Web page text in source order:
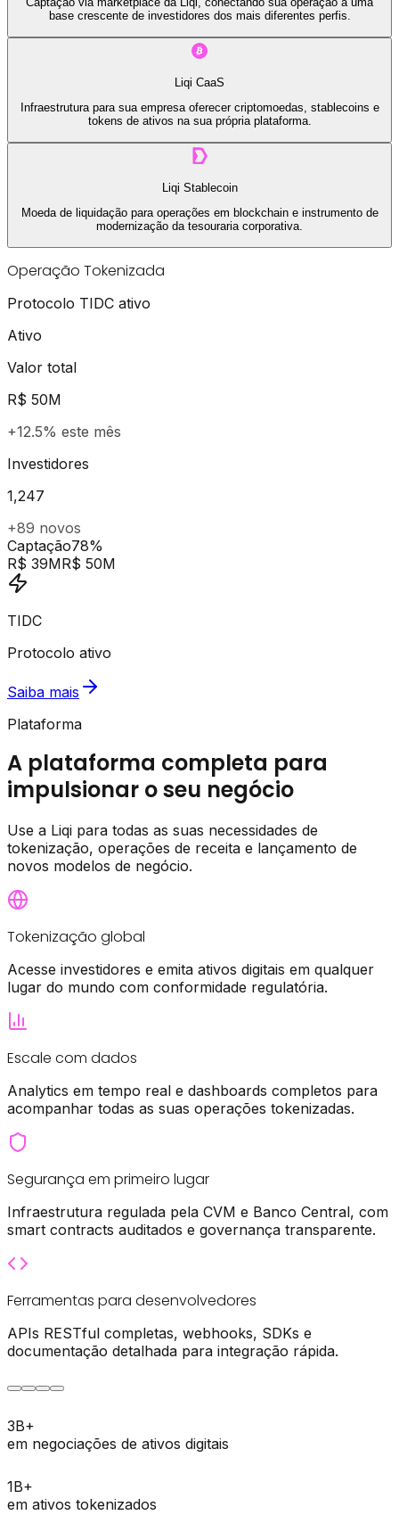
base crescente de investidores dos mais diferentes perfis.
Liqi CaaS
Infraestrutura para sua empresa oferecer criptomoedas, stablecoins e
tokens de ativos na sua própria plataforma.
Liqi Stablecoin
Moeda de liquidação para operações em blockchain e instrumento de
modernização da tesouraria corporativa.
Operação Tokenizada
Protocolo TIDC ativo
Ativo
Valor total
R$ 50M
+12.5% este mês
Investidores
1,247
+89 novos
Captação78%
R$ 39MR$ 50M
TIDC
Protocolo ativo
Saiba mais
Plataforma
A plataforma completa para
impulsionar o seu negócio
Use a Liqi para todas as suas necessidades de
tokenização, operações de receita e lançamento de
novos modelos de negócio.
Tokenização global
Acesse investidores e emita ativos digitais em qualquer
lugar do mundo com conformidade regulatória.
Escale com dados
Analytics em tempo real e dashboards completos para
acompanhar todas as suas operações tokenizadas.
Segurança em primeiro lugar
Infraestrutura regulada pela CVM e Banco Central, com
smart contracts auditados e governança transparente.
Ferramentas para desenvolvedores
APIs RESTful completas, webhooks, SDKs e
documentação detalhada para integração rápida.
3B+
em negociações de ativos digitais
1B+
em ativos tokenizados